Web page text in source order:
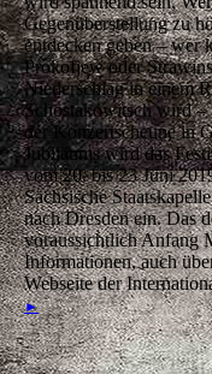
Gegenüberstellung zu
entdecken geben – wer
Prokofjew oder
Niederschlag in einem
Schostakowitsch wird
der Konzertscheune in
Jubiläums wird das
vom 20. bis 23 Juni
Sächsische
nach Dresden ein. Das
voraussichtlich Anfang
Informationen, auch
Webseite der
►